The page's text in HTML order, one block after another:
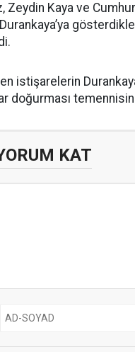
Zeydin Kaya ve
istişarelerin
doğurması
KAT